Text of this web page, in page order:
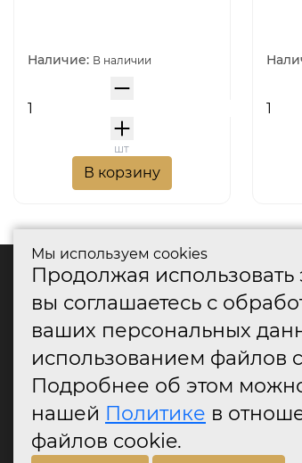
Наличие: В наличии
шт
В корзину
Мы используем cookies
Продолжая использовать
вы соглашаетесь с
ваших персональных
использованием файлов
Подробнее об этом
нашей Политике в
файлов cookie.